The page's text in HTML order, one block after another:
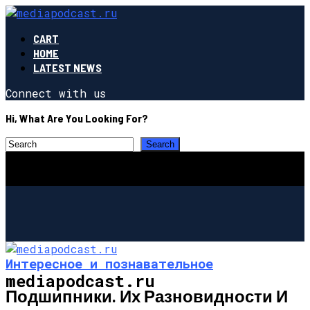
CART
HOME
LATEST NEWS
Connect with us
Hi, What Are You Looking For?
mediapodcast.ru
Интересное и познавательное
Подшипники. Их Разновидности И